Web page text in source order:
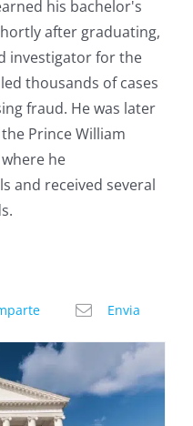
his bachelor's
after graduating,
investigator for the
thousands of cases
fraud. He was later
Prince William
he
and received several
Envia